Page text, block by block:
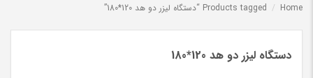
Home
/ Products tagged “دستگاه لیزر دو هد 120*180”
دستگاه لیزر دو هد 120*180